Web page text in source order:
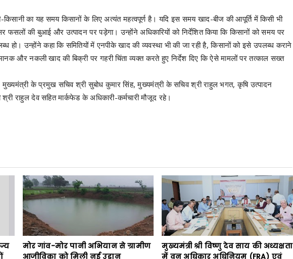
का यह समय किसानों के लिए अत्यंत महत्वपूर्ण है। यदि इस समय खाद-बीज की आपूर्ति में किसी भी
फसलों की बुआई और उत्पादन पर पड़ेगा। उन्होंने अधिकारियों को निर्देशित किया कि किसानों को समय पर
हो। उन्होंने कहा कि समितियों में एनपीके खाद की व्यवस्था भी की जा रही है, किसानों को इसे उपलब्ध कराने
और नकली खाद की बिक्री पर गहरी चिंता व्यक्त करते हुए निर्देश दिए कि ऐसे मामलों पर तत्काल सख्त
के प्रमुख सचिव श्री सुबोध कुमार सिंह, मुख्यमंत्री के सचिव श्री राहुल भगत, कृषि उत्पादन
राहुल देव सहित मार्कफेड के अधिकारी-कर्मचारी मौजूद रहे।
मोर गांव-मोर पानी अभियान से ग्रामीण
आजीविका को मिली नई उड़ान
मुख्यमंत्री श्री विष्णु देव साय की अध्यक्षता
में वन अधिकार अधिनियम (FRA) एवं